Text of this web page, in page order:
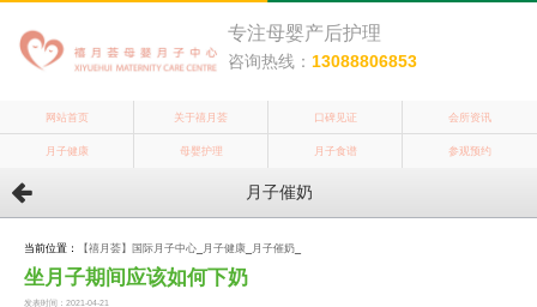
专注母婴产后护理
咨询热线： 13088806853
网站首页 关于禧月荟 口碑见证 会所资讯
月子健康 母婴护理 月子食谱 参观预约
月子催奶
当前位置： 【禧月荟】国际月子中心 月子健康 月子催奶
坐月子期间应该如何下奶
发表时间：2021-04-21